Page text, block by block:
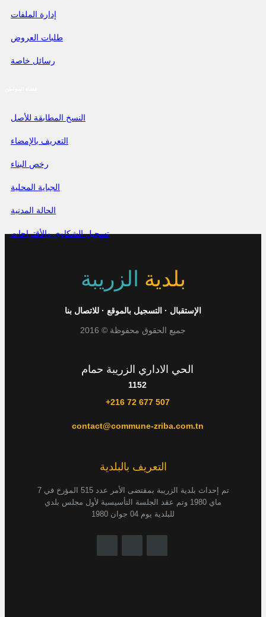
إدارة الملفات
طلبات العروض
رسائل خاصة
النسخ المطابقة للأصل
التعريف بالإمضاء
رخص البناء
الجباية المحلية
الحالة المدنية
تسجيل الشكاوي والأقتراحات
بلدية الزريبة
للاتصال بنا · التسجيل بالموقع · الإستقبال
جميع الحقوق محفوظة © 2016
الحي الاداري الزريبة حمام
1152
+216 72 677 507
contact@commune-zriba.com.tn
التعريف بالبلدية
تم إحداث بلدية الزريبة بمقتضى الأمر عدد 515 المؤرخ في 7
ماي 1980 وتم عقد الجلسة التأسيسية لأول مجلس بلدي
للبلدية يوم 04 جوان 1980